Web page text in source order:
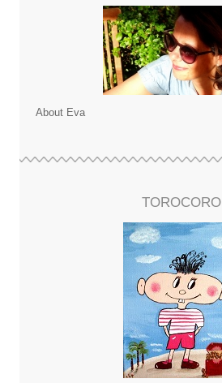
About Eva
TOROCORO